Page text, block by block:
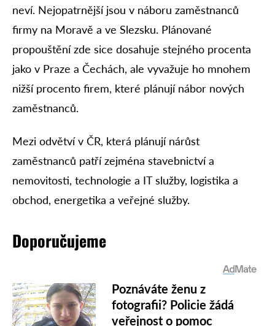
neví. Nejopatrnější jsou v náboru zaměstnanců
firmy na Moravě a ve Slezsku. Plánované
propouštění zde sice dosahuje stejného procenta
jako v Praze a Čechách, ale vyvažuje ho mnohem
nižší procento firem, které plánují nábor nových
zaměstnanců.
Mezi odvětví v ČR, která plánují nárůst
zaměstnanců patří zejména stavebnictví a
nemovitosti, technologie a IT služby, logistika a
obchod, energetika a veřejné služby.
Doporučujeme